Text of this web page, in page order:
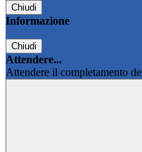
Chiudi
Informazione
Chiudi
Attendere...
Attendere il completamento